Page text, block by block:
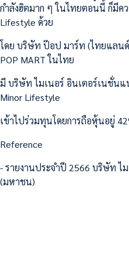
กำลังฮิตมาก ๆ ในไทยตอนนี้ ก็มีค
Lifestyle ด้วย
โดย บริษัท ป๊อป มาร์ท (ไทยแลนด์
POP MART ในไทย
มี บริษัท ไมเนอร์ อินเตอร์เนชั่นแ
Minor Lifestyle
เข้าไปร่วมทุนโดยการถือหุ้นอยู่
Reference
- รายงานประจำปี 2566 บริษัท ไ
(มหาชน)